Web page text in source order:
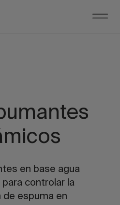
en base agua
controlar la
de espuma en